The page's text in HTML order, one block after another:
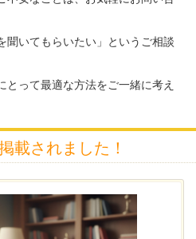
聞いてもらいたい」というご相談
とって最適な方法をご一緒に考え
載されました！